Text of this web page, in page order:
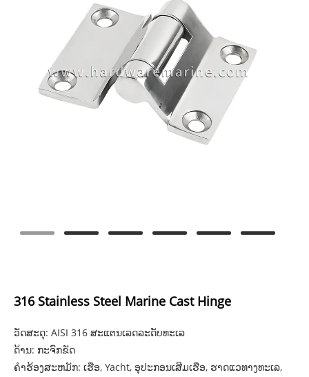
316 Stainless Steel Marine Cast Hinge
ວັດສະດຸ: AISI 316 ສະແຕນເລດລະດັບທະເລ
ດ້ານ: ກະຈົກຂັດ
ຄໍາຮ້ອງສະຫມັກ: ເຮືອ, Yacht, ອຸປະກອນເສີມເຮືອ, ຮາດແວທາງທະເລ,